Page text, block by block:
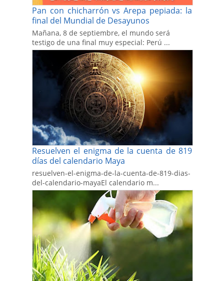
Pan con chicharrón vs Arepa pepiada: la
final del Mundial de Desayunos
Mañana, 8 de septiembre, el mundo será
testigo de una final muy especial: Perú ...
Resuelven el enigma de la cuenta de 819
días del calendario Maya
resuelven-el-enigma-de-la-cuenta-de-819-dias-
del-calendario-mayaEl calendario m...